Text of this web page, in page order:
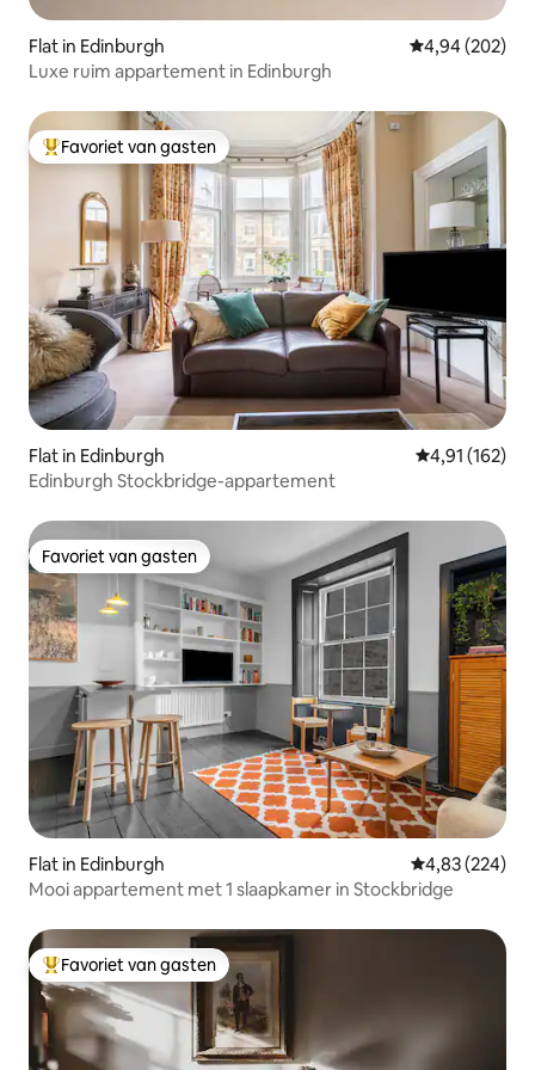
Flat in Edinburgh Gemiddelde
4,94 (202)
Luxe ruim appartement in Edinburgh
Topfavoriet van gasten
Favoriet van gasten
Flat in Edinburgh Gemiddelde
4,91 (162)
Edinburgh Stockbridge-appartement
Favoriet van gasten
Favoriet van gasten
Flat in Edinburgh Gemiddelde
4,83 (224)
Mooi appartement met 1 slaapkamer in Stockbridge
Topfavoriet van gasten
Favoriet van gasten